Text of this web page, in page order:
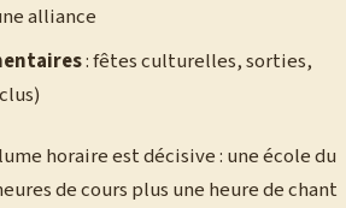
alliance
: fêtes culturelles, sorties,
horaire est décisive : une école du
de cours plus une heure de chant